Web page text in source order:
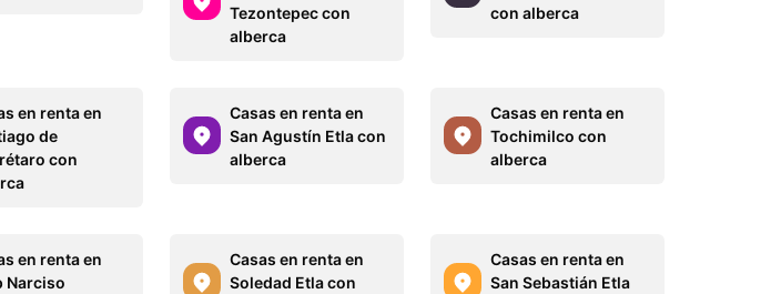
Tezontepec con
alberca
con alberca
en renta en
de
con
Casas en renta en
San Agustín Etla con
alberca
Casas en renta en
Tochimilco con
alberca
en renta en
Narciso
Casas en renta en
Soledad Etla con
Casas en renta en
San Sebastián Etla